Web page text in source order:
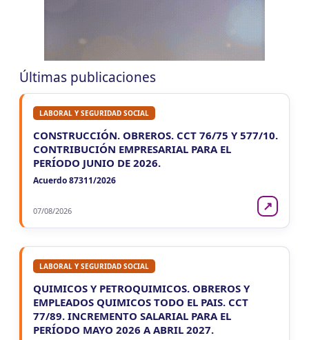
CUIT 0-1-2-3-…
10 Agentes SIRCAR 2a Quinc
CUIT 5-6-7-8-9-…
LUN
NACIONAL
10
CUIT 0-1-2-…
Últimas publicaciones
LABORAL Y SEGURIDAD SOCIAL
CONSTRUCCIÓN. OBREROS. CCT 76/75 Y 577/10.
CONTRIBUCIÓN EMPRESARIAL PARA EL
PERÍODO JUNIO DE 2026.
Acuerdo 87311/2026
07/08/2026 ↗
LABORAL Y SEGURIDAD SOCIAL
QUIMICOS Y PETROQUIMICOS. OBREROS Y
EMPLEADOS QUIMICOS TODO EL PAIS. CCT
77/89. INCREMENTO SALARIAL PARA EL
PERÍODO MAYO 2026 A ABRIL 2027.